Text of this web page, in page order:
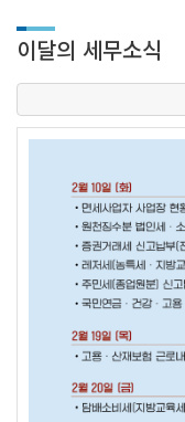
이달의 세무소식